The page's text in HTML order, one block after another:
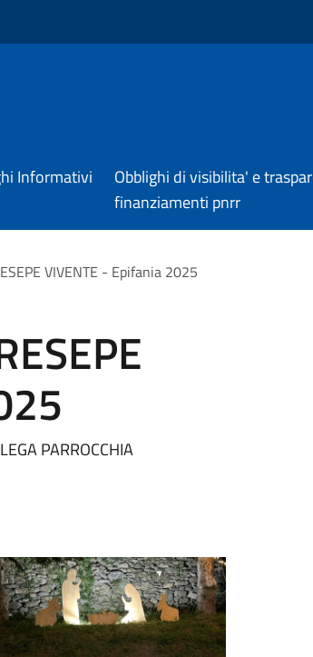
Informativi
Obblighi di visibilita' e
finanziamenti pnrr
VIVENTE - Epifania 2025
PARROCCHIA